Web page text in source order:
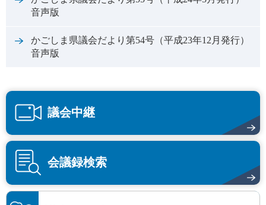
音声版
かごしま県議会だより第54号（平成23年12月発行）
音声版
議会中継
会議録検索